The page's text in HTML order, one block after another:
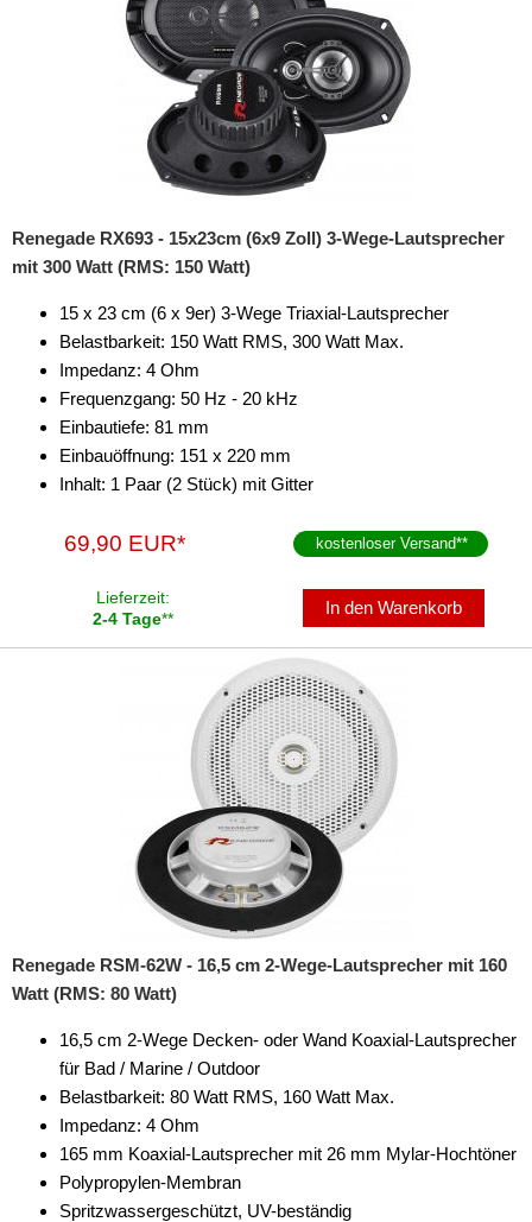
Renegade RX693 - 15x23cm (6x9 Zoll) 3-Wege-Lautsprecher
mit 300 Watt (RMS: 150 Watt)
15 x 23 cm (6 x 9er) 3-Wege Triaxial-Lautsprecher
Belastbarkeit: 150 Watt RMS, 300 Watt Max.
Impedanz: 4 Ohm
Frequenzgang: 50 Hz - 20 kHz
Einbautiefe: 81 mm
Einbauöffnung: 151 x 220 mm
Inhalt: 1 Paar (2 Stück) mit Gitter
69,90 EUR* kostenloser Versand**
Lieferzeit:
2-4 Tage**
In den Warenkorb
Renegade RSM-62W - 16,5 cm 2-Wege-Lautsprecher mit 160
Watt (RMS: 80 Watt)
16,5 cm 2-Wege Decken- oder Wand Koaxial-Lautsprecher
für Bad / Marine / Outdoor
Belastbarkeit: 80 Watt RMS, 160 Watt Max.
Impedanz: 4 Ohm
165 mm Koaxial-Lautsprecher mit 26 mm Mylar-Hochtöner
Polypropylen-Membran
Spritzwassergeschützt, UV-beständig